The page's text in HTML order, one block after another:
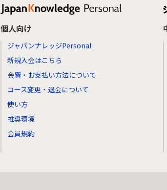
個人向け
ジャパンナレッジPersonal
新規入会はこちら
会費・お支払い方法について
コース変更・退会について
使い方
推奨環境
会員規約